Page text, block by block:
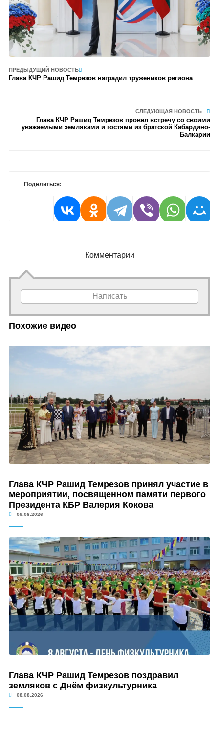
ПРЕДЫДУЩИЙ НОВОСТЬ
Глава КЧР Рашид Темрезов наградил тружеников региона
СЛЕДУЮЩАЯ НОВОСТЬ
Глава КЧР Рашид Темрезов провел встречу со своими
уважаемыми земляками и гостями из братской Кабардино-
Балкарии
Поделиться:
Комментарии
Написать
Похожие видео
Глава КЧР Рашид Темрезов принял участие в
мероприятии, посвященном памяти первого
Президента КБР Валерия Кокова
09.08.2026
Глава КЧР Рашид Темрезов поздравил
земляков с Днём физкультурника
08.08.2026